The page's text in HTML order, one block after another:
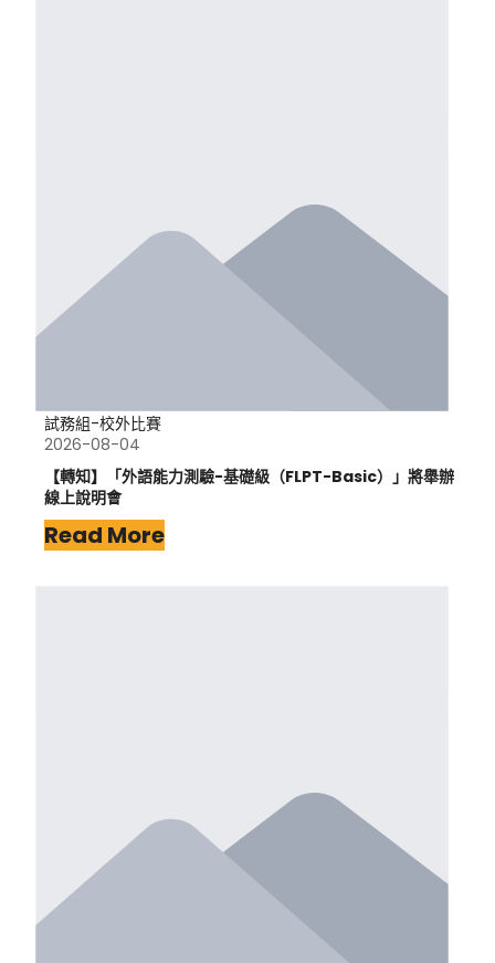
試務組-校外比賽
2026-08-04
【轉知】「外語能力測驗-基礎級（FLPT-Basic）」將舉辦
線上說明會
Read More